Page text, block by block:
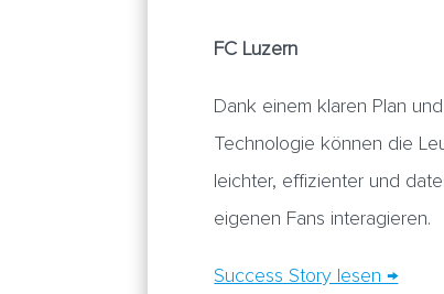
FC Luzern
Dank einem klaren Plan
Technologie können die
leichter, effizienter und
eigenen Fans interagieren.
Success Story lesen →